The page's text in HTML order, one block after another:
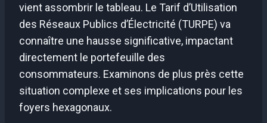
vient assombrir le tableau. Le Tarif d’Utilisation
des Réseaux Publics d’Électricité (TURPE) va
connaître une hausse significative, impactant
directement le portefeuille des
consommateurs. Examinons de plus près cette
situation complexe et ses implications pour les
foyers hexagonaux.